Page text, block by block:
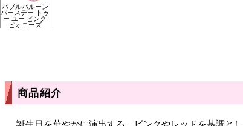
バブルバルーン
バースデー トゥ
ー ユー ピンク
ピオニーズ
商品紹介
誕生日を華やかに演出する、ピンクやレッドを基調と